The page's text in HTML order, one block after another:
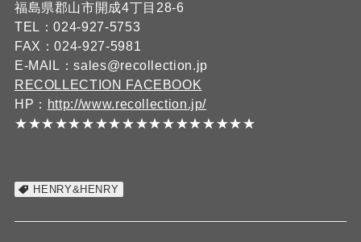
福島県郡山市開成4丁目28-6
TEL：024-927-5753
FAX：024-927-5981
E-MAIL：sales@recollection.jp
RECOLLECTION FACEBOOK
HP： http://www.recollection.jp/
★★★★★★★★★★★★★★★★★★
HENRY&HENRY